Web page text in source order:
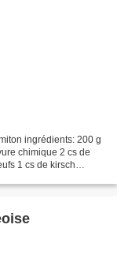
ingrédients: 200 g
chimique 2 cs de
1 cs de kirsch